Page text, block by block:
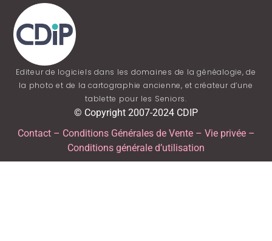
Editeur de logiciels dans les domaines de la généalogie, de
la photo et de la cartographie ancienne, et créateur d’une
tablette pour les Seniors.
© Copyright 2007-2024 CDIP
Contact– Conditions Générales de Vente– Vie privée–
Conditions générale d’utilisation